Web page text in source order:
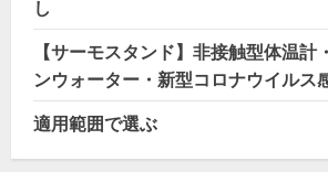
し
【サーモスタンド】非接触型体温
ンウォーター・新型コロナウイルス
適用範囲で選ぶ